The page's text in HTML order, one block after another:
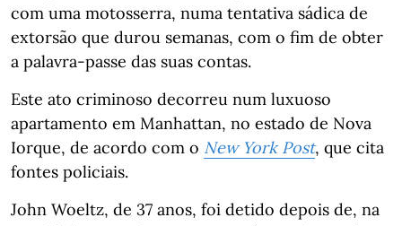
com uma motosserra, numa tentativa sádica de
extorsão que durou semanas, com o fim de obter
a palavra-passe das suas contas.
Este ato criminoso decorreu num luxuoso
apartamento em Manhattan, no estado de Nova
Iorque, de acordo com o New York Post, que cita
fontes policiais.
John Woeltz, de 37 anos, foi detido depois de, na